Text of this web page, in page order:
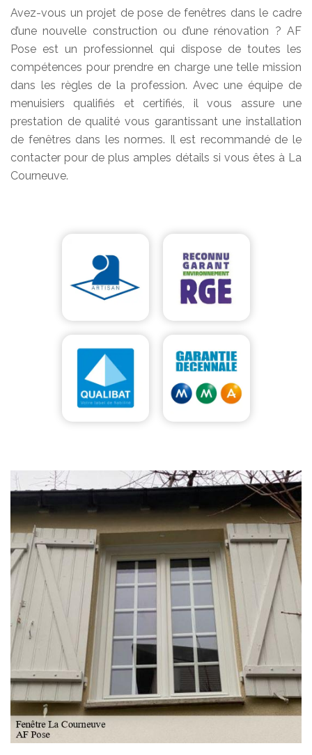
Avez-vous un projet de pose de fenêtres dans le cadre
d’une nouvelle construction ou d’une rénovation ? AF
Pose est un professionnel qui dispose de toutes les
compétences pour prendre en charge une telle mission
dans les règles de la profession. Avec une équipe de
menuisiers qualifiés et certifiés, il vous assure une
prestation de qualité vous garantissant une installation
de fenêtres dans les normes. Il est recommandé de le
contacter pour de plus amples détails si vous êtes à La
Courneuve.